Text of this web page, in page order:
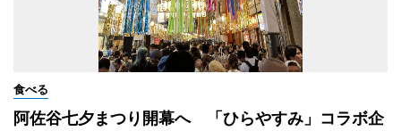
食べる
阿佐谷七夕まつり開幕へ 「ひらやすみ」コラボ企